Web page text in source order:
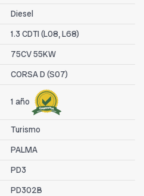
Diesel
1.3 CDTI (L08, L68)
75CV 55KW
CORSA D (S07)
1 año
Turismo
PALMA
PD3
PD302B